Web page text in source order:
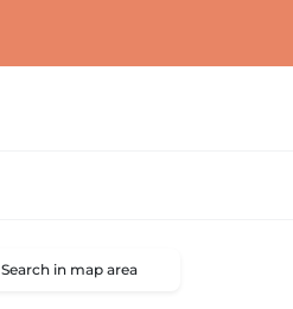
Search in map area